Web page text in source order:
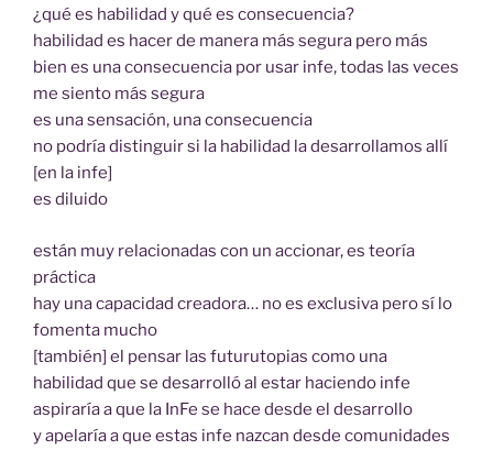
¿qué es habilidad y qué es consecuencia?
habilidad es hacer de manera más segura pero más
bien es una consecuencia por usar infe, todas las veces
me siento más segura
es una sensación, una consecuencia
no podría distinguir si la habilidad la desarrollamos allí
[en la infe]
es diluido
están muy relacionadas con un accionar, es teoría
práctica
hay una capacidad creadora… no es exclusiva pero sí lo
fomenta mucho
[también] el pensar las futurutopias como una
habilidad que se desarrolló al estar haciendo infe
aspiraría a que la InFe se hace desde el desarrollo
y apelaría a que estas infe nazcan desde comunidades